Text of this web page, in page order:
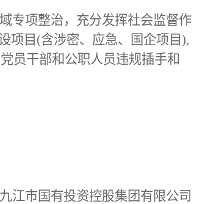
专项整治，充分发挥社会监督作
项目(含涉密、应急、国企项目),
员干部和公职人员违规插手和
九江市国有投资控股集团有限公司